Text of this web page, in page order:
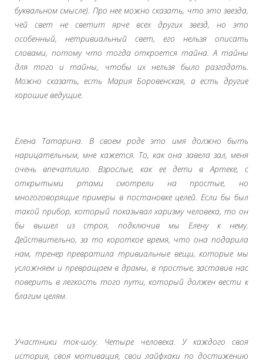
буквальном смысле). Про нее можно сказать, что это звезда,
чей свет не светит ярче всех других звезд, но это
особенный, нетривиальный свет, его нельзя описать
словами, потому что тогда откроется тайна. А тайны
для того и тайны, чтобы их нельзя было разгадать.
Можно сказать, есть Мария Боровенская, а есть другие
хорошие ведущие.
Елена Татарина. В своем роде это имя должно быть
нарицательным, мне кажется. То, как она завела зал, меня
очень впечатлило. Взрослые, как ее дети в Артеке, с
открытыми ртами смотрели на простые, но
многоговорящие примеры в постановке целей. Если бы был
такой прибор, который показывал харизму человека, то он
бы вышел из строя, подключив мы Елену к нему.
Действительно, за то короткое время, что она подарила
нам, тренер превратила тривиальные вещи, которые мы
усложняем и превращаем в драмы, в простые, заставив нас
поверить в легкость того пути, который должен вести к
благим целям.
Участники ток-шоу. Четыре человека. У каждого своя
история, своя мотивация, свои лайфхаки по достижению